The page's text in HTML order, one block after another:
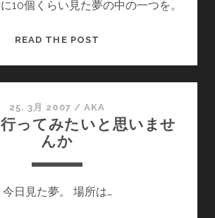
10個くらい見た夢の中の一つを。
READ THE POST
た
夢
25. 3月 2007 / AKA
ってみたいと思いませ
んか
今日見た夢。 場所は…